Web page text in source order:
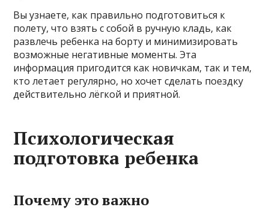
Вы узнаете, как правильно подготовиться к
полету, что взять с собой в ручную кладь, как
развлечь ребенка на борту и минимизировать
возможные негативные моменты. Эта
информация пригодится как новичкам, так и тем,
кто летает регулярно, но хочет сделать поездку
действительно лёгкой и приятной.
Психологическая
подготовка ребенка
Почему это важно